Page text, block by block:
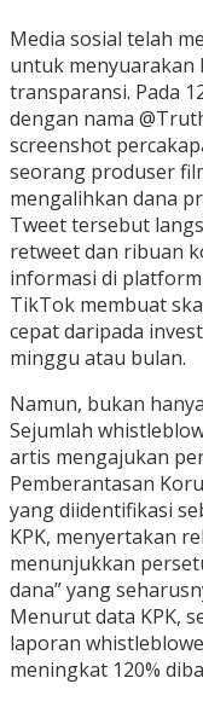
Media sosial telah
untuk
transparansi. Pada
dengan nama
screenshot
seorang produser
mengalihkan dana
Tweet tersebut
retweet dan ribuan
informasi di
TikTok membuat
cepat daripada
minggu atau bulan.
Namun, bukan
Sejumlah
artis mengajukan
Pemberantasan
yang diidentifikasi
KPK, menyertakan
menunjukkan
dana” yang
Menurut data KPK,
laporan
meningkat 120%